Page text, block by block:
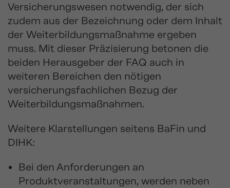
Versicherungswesen notwendig, der sich
zudem aus der Bezeichnung oder dem Inhalt
der Weiterbildungsmaßnahme ergeben
muss. Mit dieser Präzisierung betonen die
beiden Herausgeber der FAQ auch in
weiteren Bereichen den nötigen
versicherungsfachlichen Bezug der
Weiterbildungsmaßnahmen.
Weitere Klarstellungen seitens BaFin und
DIHK:
Bei den Anforderungen an
Produktveranstaltungen, werden neben